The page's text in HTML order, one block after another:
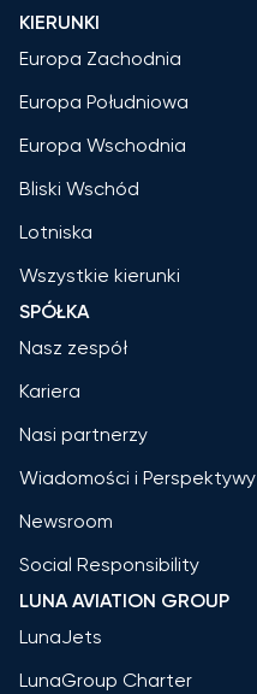
KIERUNKI
Europa Zachodnia
Europa Południowa
Europa Wschodnia
Bliski Wschód
Lotniska
Wszystkie kierunki
SPÓŁKA
Nasz zespół
Kariera
Nasi partnerzy
Wiadomości i Perspektywy
Newsroom
Social Responsibility
LUNA AVIATION GROUP
LunaJets
LunaGroup Charter